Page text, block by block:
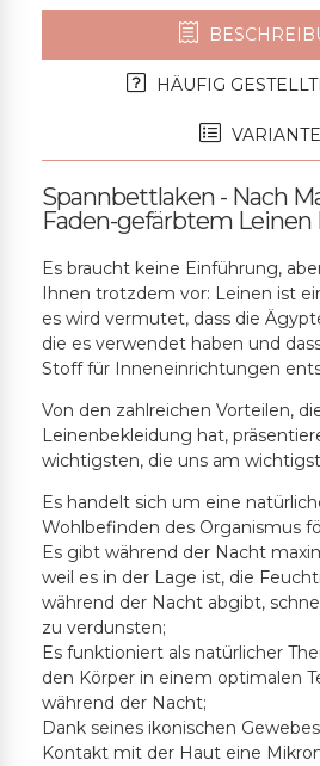
HÄUFIG
Spannbettlaken - Nach
Faden-gefärbtem Leinen
Es braucht keine Einführung,
Ihnen trotzdem vor: Leinen ist
es wird vermutet, dass die
die es verwendet haben und
Stoff für Inneneinrichtungen
Von den zahlreichen Vorteilen,
Leinenbekleidung hat,
wichtigsten, die uns am
Es handelt sich um eine
Wohlbefinden des Organismus
Es gibt während der Nacht
weil es in der Lage ist, die
während der Nacht abgibt,
zu verdunsten;
Es funktioniert als natürlicher
den Körper in einem optimalen
während der Nacht;
Dank seines ikonischen
Kontakt mit der Haut eine